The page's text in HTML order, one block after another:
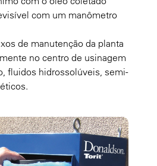
com um manômetro
de manutenção da planta
no centro de usinagem
fluidos hidrossolúveis, semi-